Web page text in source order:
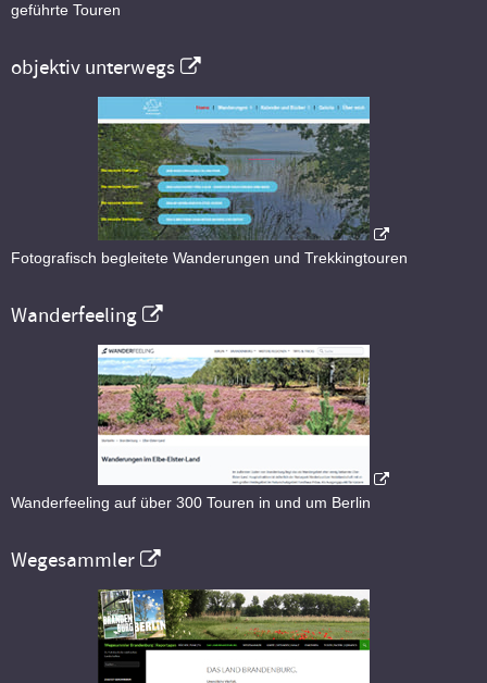
geführte Touren
objektiv unterwegs
Fotografisch begleitete Wanderungen und Trekkingtouren
Wanderfeeling
Wanderfeeling auf über 300 Touren in und um Berlin
Wegesammler